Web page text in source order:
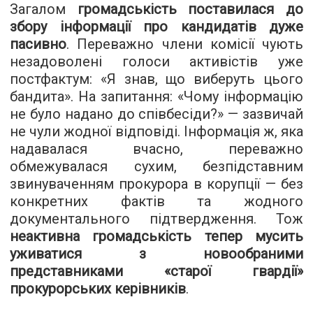
Загалом громадськість поставилася до
збору інформації про кандидатів дуже
пасивно. Переважно члени комісії чують
незадоволені голоси активістів уже
постфактум: «Я знав, що виберуть цього
бандита». На запитання: «Чому інформацію
не було надано до співбесіди?» — зазвичай
не чули жодної відповіді. Інформація ж, яка
надавалася вчасно, переважно
обмежувалася сухим, безпідставним
звинуваченням прокурора в корупції — без
конкретних фактів та жодного
документального підтвердження. Тож
неактивна громадськість тепер мусить
уживатися з новообраними
представниками «старої гвардії»
прокурорських керівників.